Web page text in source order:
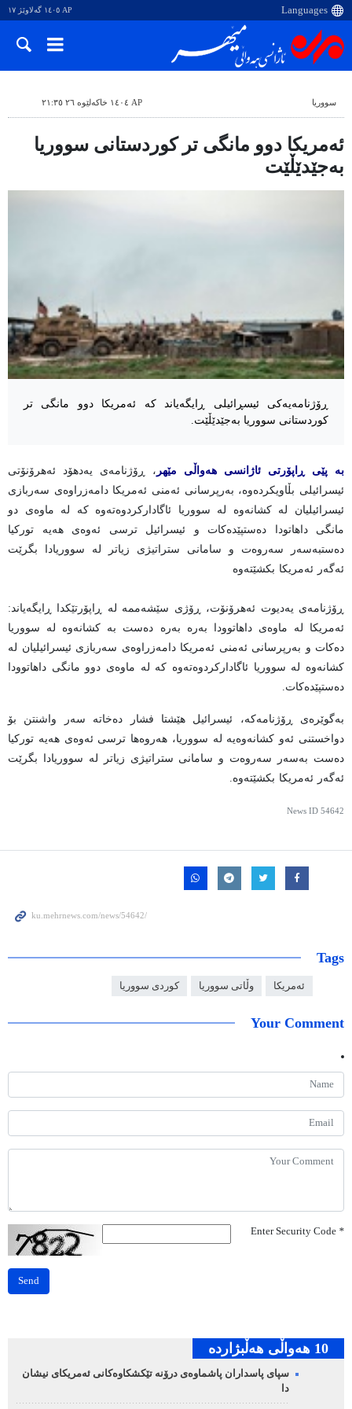
AP ١٤٠٥ گەلاوێژ ١٧
سووریا AP ١٤٠٤ خاکەلێوە ٢٦ ٢١:٣٥
ئەمریکا دوو مانگی تر کوردستانی سووریا
بەجێدێڵێت
ڕۆژنامەیەکی ئیسڕائیلی ڕایگەیاند کە ئەمریکا دوو مانگی تر
کوردستانی سووریا بەجێدێڵێت.
بە پێی ڕاپۆرتی ئاژانسی هەواڵی مێهر ، ڕۆژنامەی یەدهۆد ئەهرۆنۆتی
ئیسرائیلی بڵاویكردەوە، بەرپرسانی ئەمنی ئەمریکا دامەزراوەی سەربازی
ئیسرائیلیان لە کشانەوە لە سووریا ئاگادارکردوەتەوە کە لە ماوەی دو
مانگی داهاتودا دەستپێدەکات و ئیسرائیل ترسی ئەوەی هەیە تورکیا
دەستبەسەر سەروەت و سامانی ستراتیژی زیاتر لە سووریادا بگرێت
ئەگەر ئەمریکا بکشێتەوە
ڕۆژنامەی یەدیوت ئەهرۆنۆت، ڕۆژی سێشەممە لە ڕاپۆرتێکدا ڕایگەیاند:
ئەمریکا لە ماوەی داهاتوودا بەرە بەرە دەست بە کشانەوە لە سووریا
دەکات و بەرپرسانی ئەمنی ئەمریکا دامەزراوەی سەربازی ئیسرائیلیان لە
کشانەوە لە سووریا ئاگادارکردوەتەوە کە لە ماوەی دوو مانگی داهاتوودا
دەستپێدەکات.
بەگوێرەی ڕۆژنامەکە، ئیسرائیل هێشتا فشار دەخاتە سەر واشنتن بۆ
دواخستنی ئەو کشانەوەیە لە سووریا، هەروەها ترسی ئەوەی هەیە تورکیا
دەست بەسەر سەروەت و سامانی ستراتیژی زیاتر لە سووریادا بگرێت
ئەگەر ئەمریکا بکشێتەوە.
News ID 54642
Tags
ئەمریکا وڵاتی سووریا کوردی سووریا
Your Comment
*
Send
10 هه‌واڵی هه‌ڵبژارده‌
سپای پاسداران پاشماوەی درۆنە تێکشکاوەکانی ئەمریکای نیشان
دا